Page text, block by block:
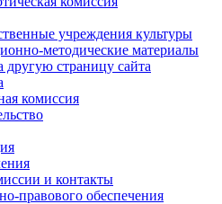
учреждения культуры
методические материалы
другую страницу сайта
комиссия
и контакты
правового обеспечения